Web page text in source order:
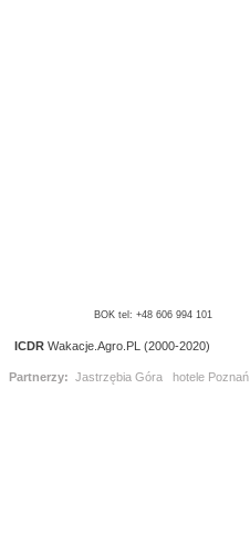
BOK tel: +48 606 994 101
ICDRWakacje.Agro.PL (2000-2020)
Partnerzy: Jastrzębia Góra hotele Poznań